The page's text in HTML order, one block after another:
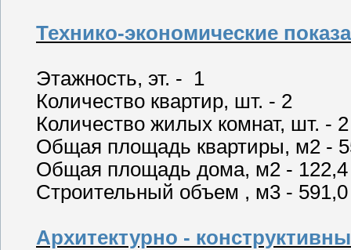
Технико-экономические
Этажность, эт. - 1
Количество квартир, шт. - 2
Количество жилых комнат, шт. - 2
Общая площадь квартиры, м2 -
Общая площадь дома, м2 - 122,4
Строительный объем , м3 - 591,0
Архитектурно -